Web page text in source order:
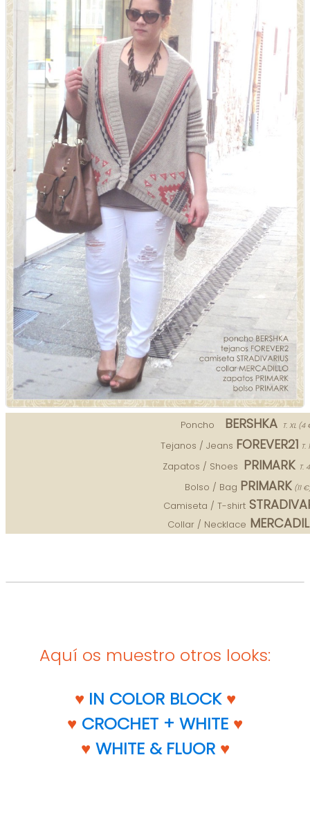
Poncho BERSHKA T. XL (4
Tejanos / Jeans FOREVER21 T.
Zapatos / Shoes PRIMARK T. 4
Bolso / Bag PRIMARK (11
Camiseta / T-shirt
Collar / Necklace
Aquí os muestro otros looks:
♥ IN COLOR BLOCK ♥
♥ CROCHET + WHITE ♥
♥ WHITE & FLUOR ♥